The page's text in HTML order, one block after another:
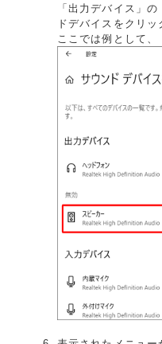
「出力デバイス」
ドデバイスをクリッ
ここでは例として、